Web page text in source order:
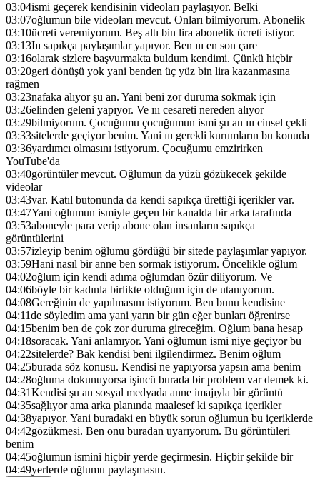
03:04ismi geçerek kendisinin videoları paylaşıyor. Belki
03:07oğlumun bile videoları mevcut. Onları bilmiyorum. Abonelik
03:10ücreti veremiyorum. Beş altı bin lira abonelik ücreti istiyor.
03:13Iıı sapıkça paylaşımlar yapıyor. Ben ııı en son çare
03:16olarak sizlere başvurmakta buldum kendimi. Çünkü hiçbir
03:20geri dönüşü yok yani benden üç yüz bin lira kazanmasına
rağmen
03:23nafaka alıyor şu an. Yani beni zor duruma sokmak için
03:26elinden geleni yapıyor. Ve ııı cesareti nereden alıyor
03:29bilmiyorum. Çocuğumu çocuğumun ismi şu an ııı cinsel çekli
03:33sitelerde geçiyor benim. Yani ııı gerekli kurumların bu konuda
03:36yardımcı olmasını istiyorum. Çocuğumu emzirirken
YouTube'da
03:40görüntüler mevcut. Oğlumun da yüzü gözükecek şekilde
videolar
03:43var. Katıl butonunda da kendi sapıkça ürettiği içerikler var.
03:47Yani oğlumun ismiyle geçen bir kanalda bir arka tarafında
03:53aboneyle para verip abone olan insanların sapıkça
görüntülerini
03:57izleyip benim oğlumu gördüğü bir sitede paylaşımlar yapıyor.
03:59Hani nasıl bir anne ben sormak istiyorum. Öncelikle oğlum
04:02oğlum için kendi adıma oğlumdan özür diliyorum. Ve
04:06böyle bir kadınla birlikte olduğum için de utanıyorum.
04:08Gereğinin de yapılmasını istiyorum. Ben bunu kendisine
04:11de söyledim ama yani yarın bir gün eğer bunları öğrenirse
04:15benim ben de çok zor duruma gireceğim. Oğlum bana hesap
04:18soracak. Yani anlamıyor. Yani oğlumun ismi niye geçiyor bu
04:22sitelerde? Bak kendisi beni ilgilendirmez. Benim oğlum
04:25burada söz konusu. Kendisi ne yapıyorsa yapsın ama benim
04:28oğluma dokunuyorsa işincü burada bir problem var demek ki.
04:31Kendisi şu an sosyal medyada anne imajıyla bir görüntü
04:35sağlıyor ama arka planında maalesef ki sapıkça içerikler
04:38yapıyor. Yani buradaki en büyük sorun oğlumun bu içeriklerde
04:42gözükmesi. Ben onu buradan uyarıyorum. Bu görüntüleri
benim
04:45oğlumun ismini hiçbir yerde geçirmesin. Hiçbir şekilde bir
04:49yerlerde oğlumu paylaşmasın.